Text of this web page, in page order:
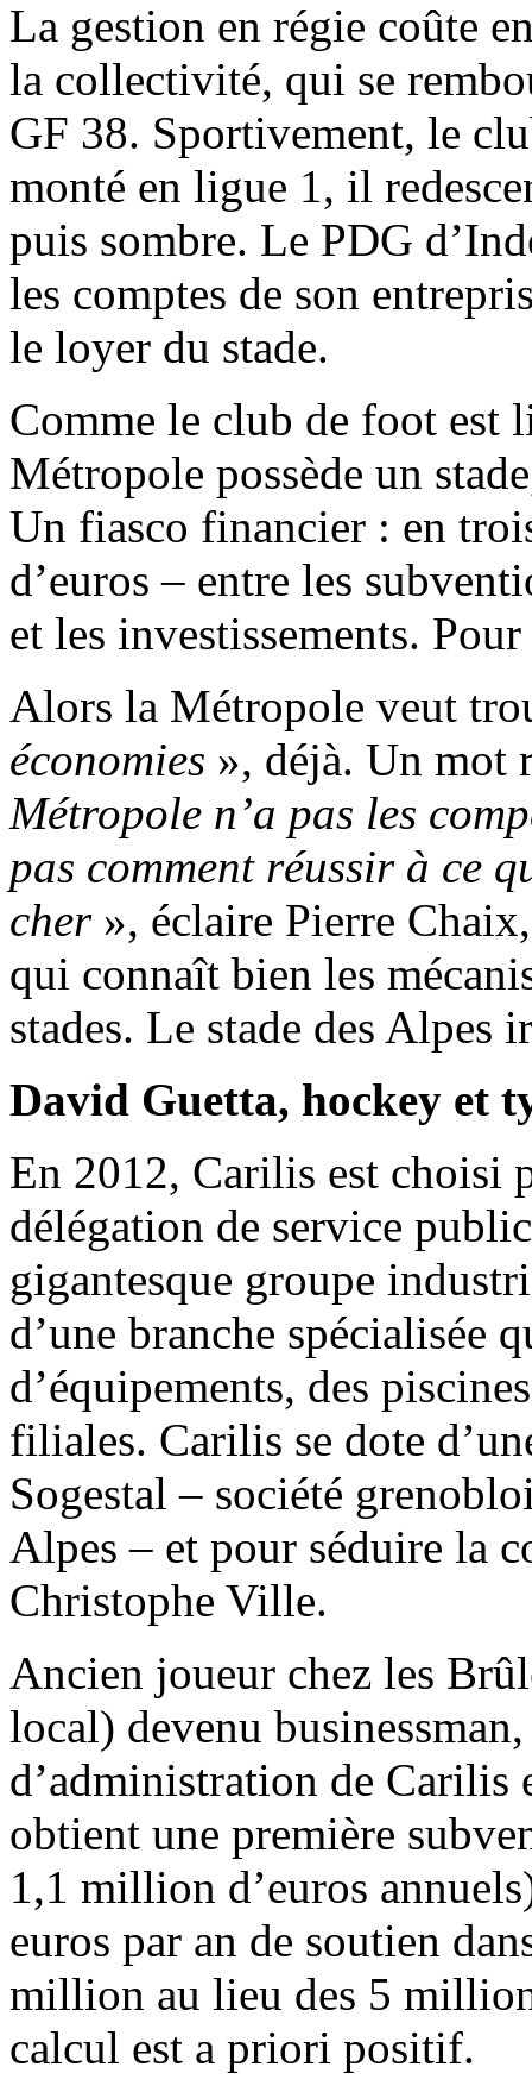
La gestion en régie coûte
la collectivité, qui se
GF 38. Sportivement, le
monté en ligue 1, il
puis sombre. Le PDG
les comptes de son
le loyer du stade.
Comme le club de foot est
Métropole possède un
Un fiasco financier : en
d’euros – entre les
et les investissements.
Alors la Métropole veut
économies », déjà. Un mot
Métropole n’a pas les
pas comment réussir à ce
cher», éclaire Pierre
qui connaît bien les
stades. Le stade des Alpes
David Guetta, hockey et
En 2012, Carilis est choisi
délégation de service
gigantesque groupe
d’une branche spécialisée
d’équipements, des
filiales. Carilis se dote
Sogestal – société
Alpes – et pour séduire la
Christophe Ville.
Ancien joueur chez les
local) devenu
d’administration de Carilis
obtient une première
1,1 million d’euros
euros par an de soutien
million au lieu des 5
calcul est a priori positif.